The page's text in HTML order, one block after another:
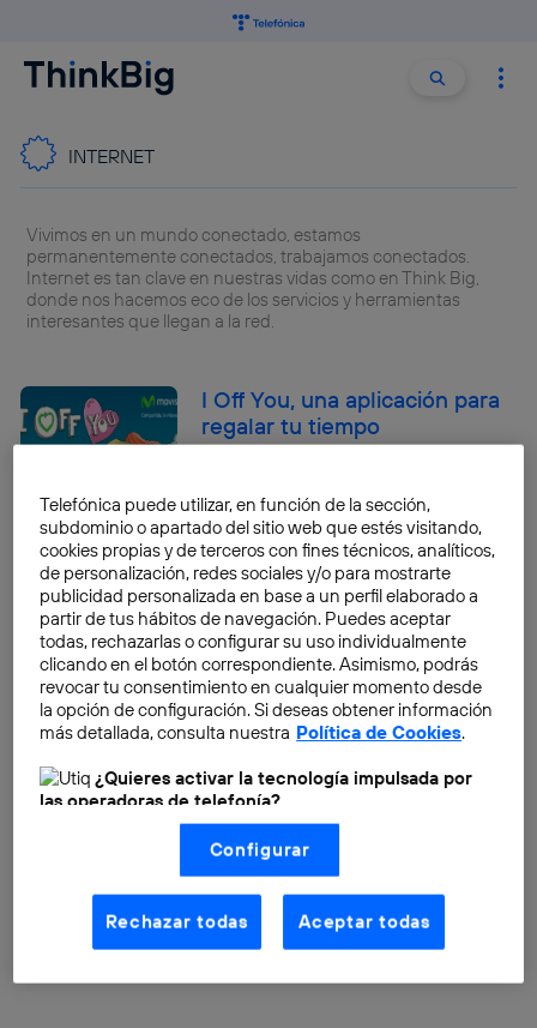
Buscar
INTERNET
Vivimos en un mundo conectado, estamos
permanentemente conectados, trabajamos conectados.
Internet es tan clave en nuestras vidas como en Think Big,
donde nos hacemos eco de los servicios y herramientas
interesantes que llegan a la red.
I Off You, una aplicación para
regalar tu tiempo
Predecir el futuro con hechos
pasados
Miguel A. Perez
SkyPhrase, el buscador
semántico que entiende lo
Angela Bernardo
Telefónica puede utilizar, en función de la sección,
subdominio o apartado del sitio web que estés visitando,
cookies propias y de terceros con fines técnicos, analíticos,
de personalización, redes sociales y/o para mostrarte
publicidad personalizada en base a un perfil elaborado a
partir de tus hábitos de navegación. Puedes aceptar
todas, rechazarlas o configurar su uso individualmente
clicando en el botón correspondiente. Asimismo, podrás
revocar tu consentimiento en cualquier momento desde
la opción de configuración. Si deseas obtener información
más detallada, consulta nuestra Política de Cookies.
¿Quieres activar la tecnología impulsada por
las operadoras de telefonía?
Nosotros, Telefónica S.A., utilizamos la tecnología Utiq para
realizar nuestras acciones de marketing digital o análisis
(como se describe en este aviso de consentimiento)
basadas en tu navegación en nuestra(s) web(s)
aquí (solo cuando utilizas una conexión a
internet habilitada , proporcionada por una de las
operadoras de telefonía participantes, y otorgas tu
Configurar
Rechazar todas Aceptar todas